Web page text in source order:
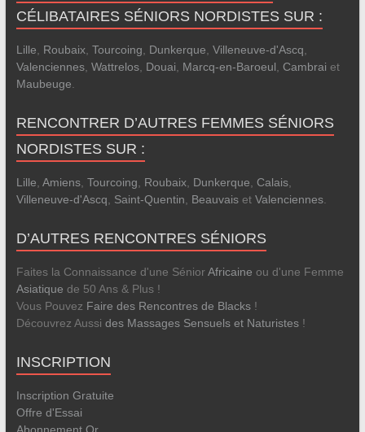
CÉLIBATAIRES SÉNIORS NORDISTES SUR :
Lille Roubaix, Tourcoing Dunkerque Villeneuve-d'Ascq
Valenciennes, Wattrelos, Douai Marcq-en-Baroeul Cambrai et
Maubeuge
RENCONTRER D’AUTRES FEMMES SÉNIORS
NORDISTES SUR :
Lille Amiens, Tourcoing Roubaix, Dunkerque Calais,
Villeneuve-d'Ascq
Saint-Quentin Beauvaiset Valenciennes.
D’AUTRES RENCONTRES SÉNIORS
Faites la Connaissance d'une SéniorAfricaine ou d'une Femme
Asiatique de 50 Ans & Plus !
Vous Pouvez Faire des Rencontres de Blacks!
Découvrez Aussi des Massages Sensuels et Naturistes!
INSCRIPTION
Inscription Gratuite
Offre d'Essai
Abonnement Or